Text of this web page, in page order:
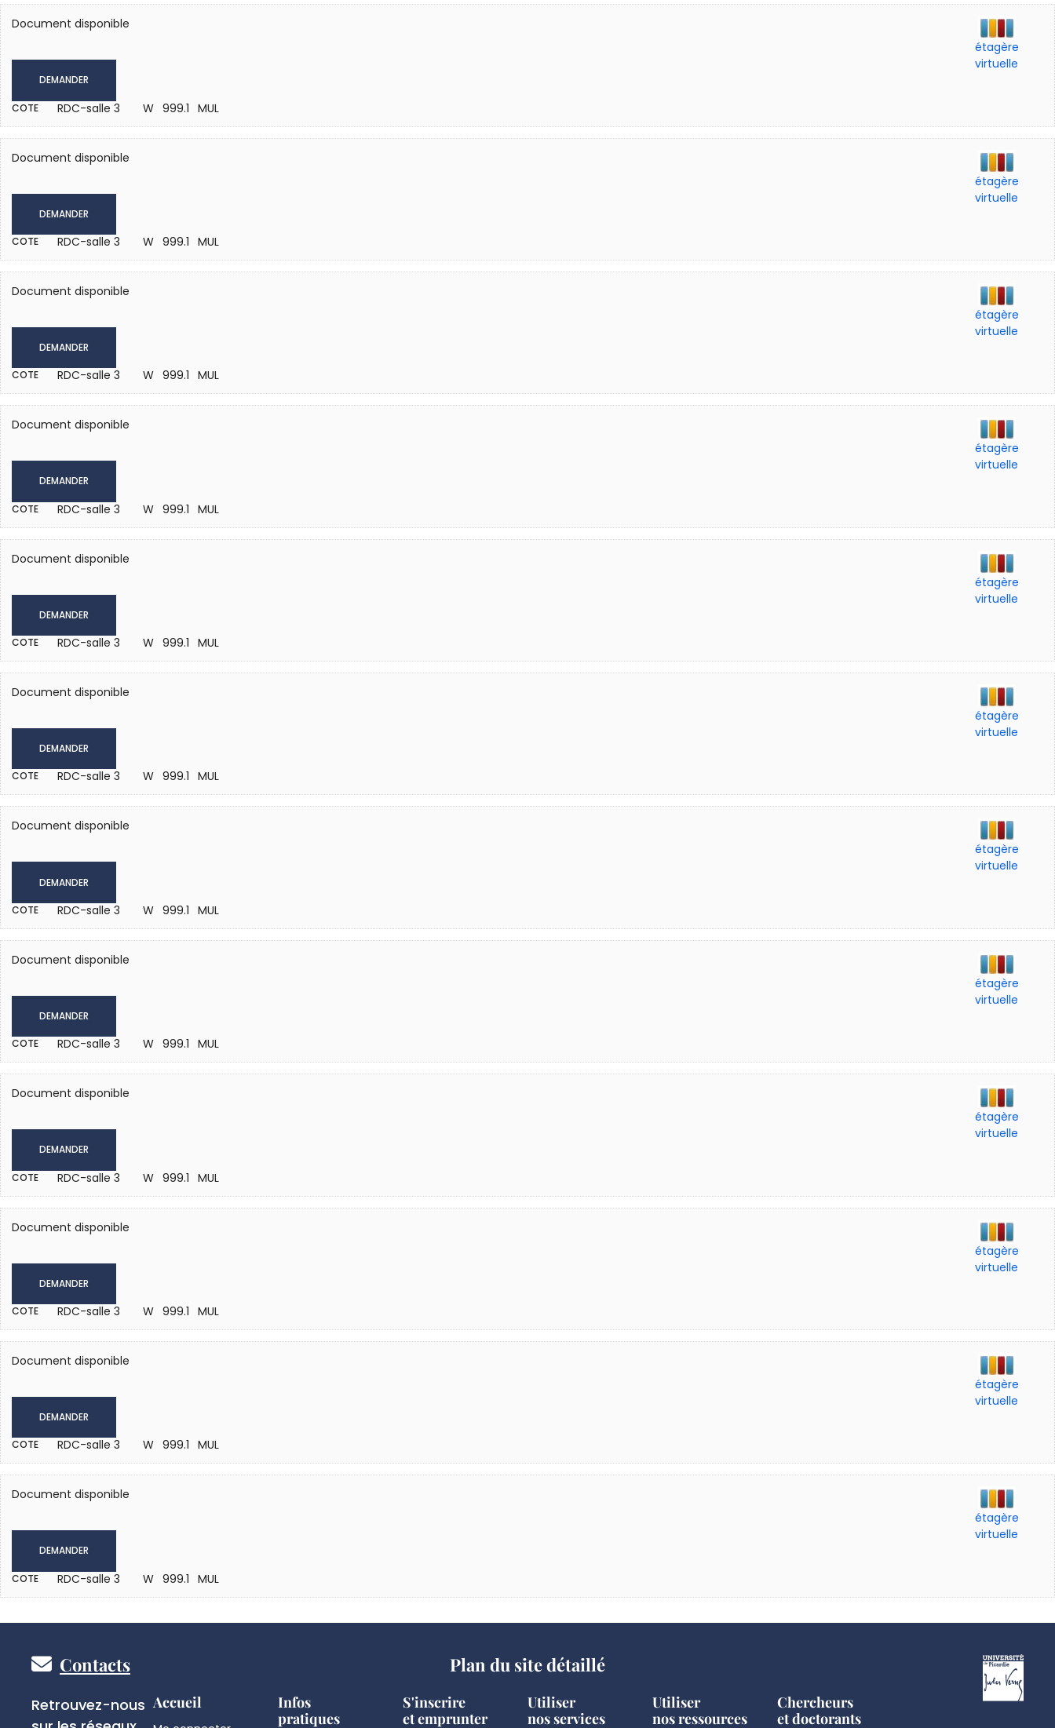
Document disponible
DEMANDER
COTE RDC-salle 3 W 999.1 MUL
étagère
virtuelle
Document disponible
DEMANDER
COTE RDC-salle 3 W 999.1 MUL
étagère
virtuelle
Document disponible
DEMANDER
COTE RDC-salle 3 W 999.1 MUL
étagère
virtuelle
Document disponible
DEMANDER
COTE RDC-salle 3 W 999.1 MUL
étagère
virtuelle
Document disponible
DEMANDER
COTE RDC-salle 3 W 999.1 MUL
étagère
virtuelle
Document disponible
DEMANDER
COTE RDC-salle 3 W 999.1 MUL
étagère
virtuelle
Document disponible
DEMANDER
COTE RDC-salle 3 W 999.1 MUL
étagère
virtuelle
Document disponible
DEMANDER
COTE RDC-salle 3 W 999.1 MUL
étagère
virtuelle
Document disponible
DEMANDER
COTE RDC-salle 3 W 999.1 MUL
étagère
virtuelle
Document disponible
DEMANDER
COTE RDC-salle 3 W 999.1 MUL
étagère
virtuelle
Document disponible
DEMANDER
COTE RDC-salle 3 W 999.1 MUL
étagère
virtuelle
Document disponible
DEMANDER
COTE RDC-salle 3 W 999.1 MUL
étagère
virtuelle
Pied
de
Contacts
Réseaux
Retrouvez-nous
Plan du site détaillé
Accueil
Infos
pratiques
S'inscrire
et emprunter
Utiliser
nos services
Utiliser
nos ressources
Chercheurs
et doctorants